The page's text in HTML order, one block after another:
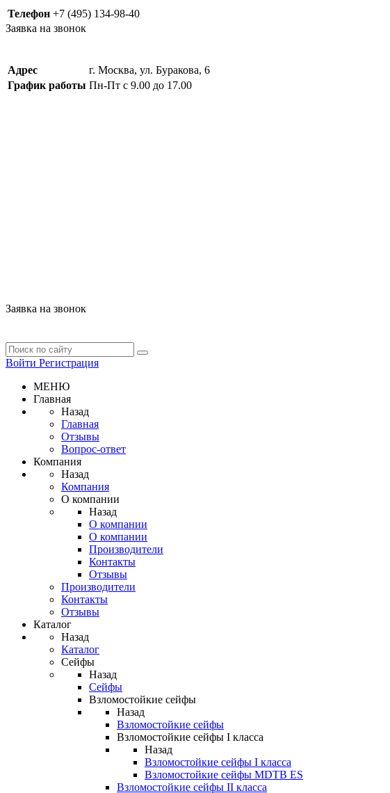
Телефон +7 (495) 134-98-40
Заявка на звонок
Адрес
г. Москва, ул. Буракова, 6
График работы Пн-Пт с 9.00 до 17.00
Заявка на звонок
Войти Регистрация
МЕНЮ
Главная
Назад
Главная
Отзывы
Вопрос-ответ
Компания
Назад
Компания
О компании
Назад
О компании
О компании
Производители
Контакты
Отзывы
Производители
Контакты
Отзывы
Каталог
Назад
Каталог
Сейфы
Назад
Сейфы
Взломостойкие сейфы
Назад
Взломостойкие сейфы
Взломостойкие сейфы I класса
Назад
Взломостойкие сейфы I класса
Взломостойкие сейфы MDTB ES
Взломостойкие сейфы II класса